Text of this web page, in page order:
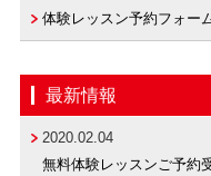
体験レッスン予約フォー
最新情報
2020.02.04
無料体験レッスンご予約